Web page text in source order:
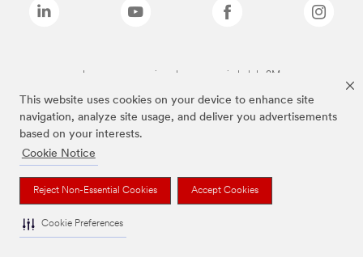
This website uses cookies on your device to enhance site
navigation, analyze site usage, and deliver you advertisements
based on your interests.
Cookie Notice
Reject Non-Essential Cookies Accept Cookies
Cookie Preferences
Las marcas mencionadas son propiedad de 3M